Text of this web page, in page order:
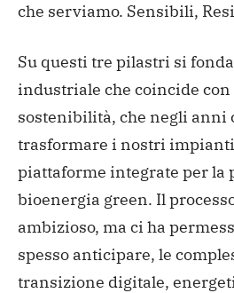
che serviamo. Sensibili,
Su questi tre pilastri si
industriale che coincide
sostenibilità, che negli anni
trasformare i nostri
piattaforme integrate per la
bioenergia green. Il
ambizioso, ma ci ha
spesso anticipare, le
transizione digitale,